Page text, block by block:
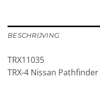
BESCHRIJVING
TRX11035
TRX-4 Nissan